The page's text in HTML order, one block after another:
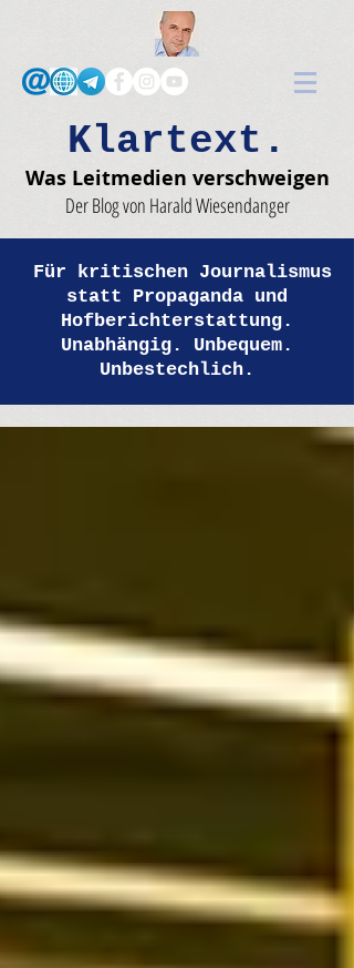
Klartext.
Was Leitmedien verschweigen
Der Blog von Harald Wiesendanger
Für kritischen Journalismus
statt Propaganda und
Hofberichterstattung.
Unabhängig. Unbequem.
Unbestechlich.